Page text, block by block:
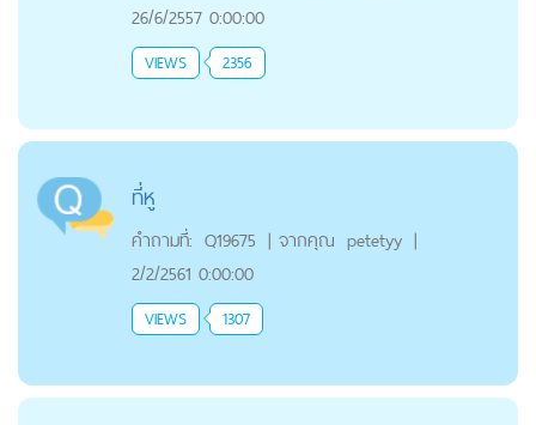
26/6/2557 0:00:00
VIEWS 2356
ที่หู
คำถามที่: Q19675 | จากคุณ petetyy |
2/2/2561 0:00:00
VIEWS 1307